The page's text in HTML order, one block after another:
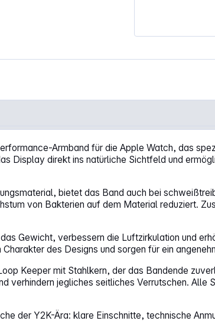
Haze"
Armband für die Apple Watch, das
Display direkt ins natürliche Sichtfeld und
bietet das Band auch bei
von Bakterien auf dem Material reduziert.
Gewicht, verbessern die Luftzirkulation und
des Designs und sorgen für ein
Keeper mit Stahlkern, der das Bandende
verhindern jegliches seitliches Verrutschen. Alle
der Y2K-Ära: klare Einschnitte, technische